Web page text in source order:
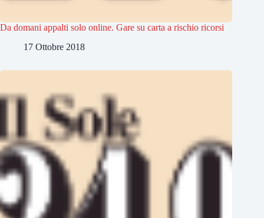
Da domani appalti solo online. Gare su carta a rischio ricorsi
17 Ottobre 2018